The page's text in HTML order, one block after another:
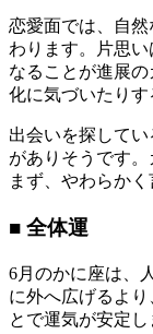
恋愛面では、自
わります。片思
なることが進展
化に気づいたりす
出会いを探して
がありそうです
まず、やわらか
■ 全体運
6月のかに座は、
に外へ広げるよ
とで運気が安定し